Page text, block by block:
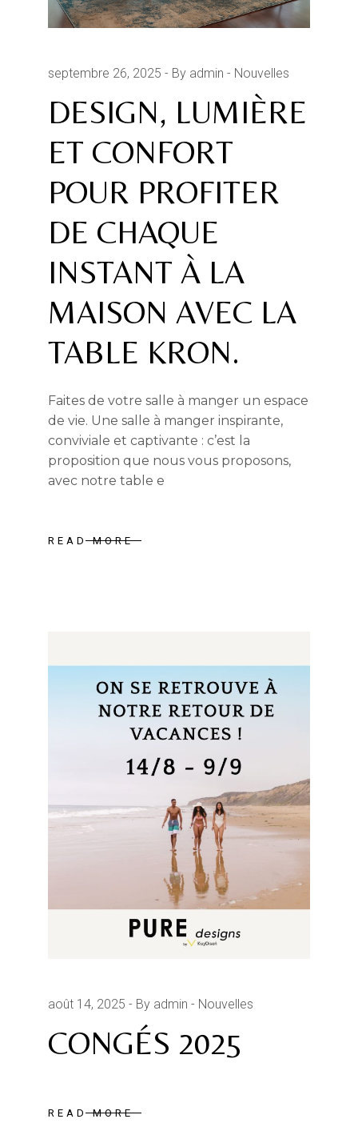
septembre 26, 2025 By admin Nouvelles
DESIGN, LUMIÈRE
ET CONFORT
POUR PROFITER
DE CHAQUE
INSTANT À LA
MAISON AVEC LA
TABLE KRON.
Faites de votre salle à manger un espace
de vie. Une salle à manger inspirante,
conviviale et captivante : c’est la
proposition que nous vous proposons,
avec notre table e
READ MORE
août 14, 2025 By admin Nouvelles
CONGÉS 2025
READ MORE